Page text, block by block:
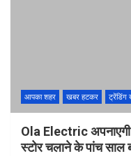
आपका शहर खबर हटकर ट्रेंडिंग
Ola Electric
स्टोर चलाने के पांच साल